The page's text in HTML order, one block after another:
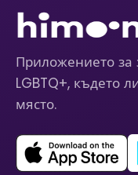
Приложението за
LGBTQ+, където
място.